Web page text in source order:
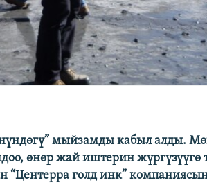
мыйзамды кабыл алды.
өнөр жай иштерин жүргүзүүгө
“Центерра голд инк”